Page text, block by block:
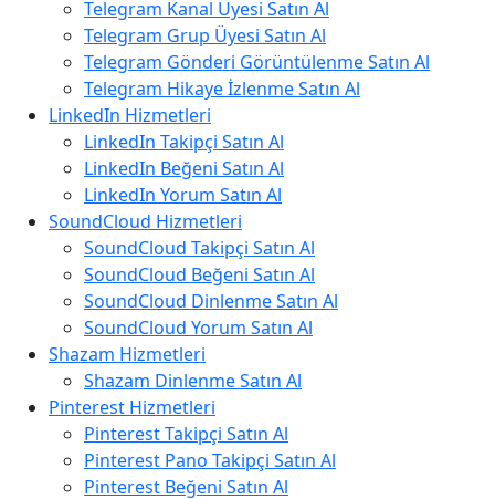
Telegram Kanal Üyesi Satın Al
Telegram Grup Üyesi Satın Al
Telegram Gönderi Görüntülenme Satın Al
Telegram Hikaye İzlenme Satın Al
LinkedIn Hizmetleri
LinkedIn Takipçi Satın Al
LinkedIn Beğeni Satın Al
LinkedIn Yorum Satın Al
SoundCloud Hizmetleri
SoundCloud Takipçi Satın Al
SoundCloud Beğeni Satın Al
SoundCloud Dinlenme Satın Al
SoundCloud Yorum Satın Al
Shazam Hizmetleri
Shazam Dinlenme Satın Al
Pinterest Hizmetleri
Pinterest Takipçi Satın Al
Pinterest Pano Takipçi Satın Al
Pinterest Beğeni Satın Al